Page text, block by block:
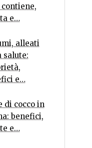
contiene,
e…
alleati
salute:
e…
di cocco in
benefici,
e…